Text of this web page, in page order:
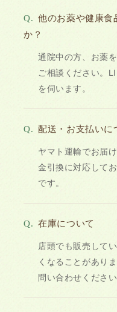
Q. 他のお薬や健康食
か？
通院中の方、お薬
ご相談ください。
を伺います。
Q. 配送・お支払いに
ヤマト運輸でお届
金引換に対応して
です。
Q. 在庫について
店頭でも販売して
くなることがあり
問い合わせください